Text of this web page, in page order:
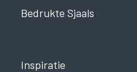
Bedrukte Sjaals
Inspiratie